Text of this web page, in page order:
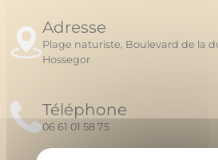
Adresse
Plage naturiste, Boulevard de la
Hossegor
Téléphone
06 61 01 58 75